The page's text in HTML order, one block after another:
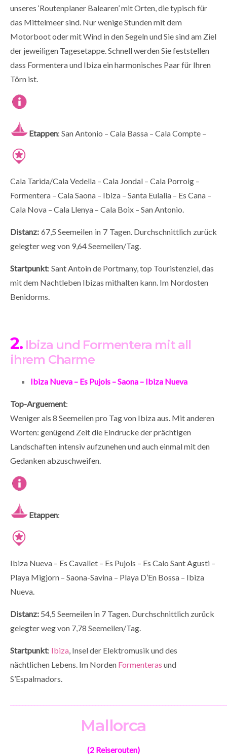
unseres ‘Routenplaner Balearen’ mit Orten, die typisch für
das Mittelmeer sind. Nur wenige Stunden mit dem
Motorboot oder mit Wind in den Segeln und Sie sind am Ziel
der jeweiligen Tagesetappe. Schnell werden Sie feststellen
dass Formentera und Ibiza ein harmonisches Paar für Ihren
Törn ist.
Etappen: San Antonio – Cala Bassa – Cala Compte –
Cala Tarida/Cala Vedella – Cala Jondal – Cala Porroig –
Formentera – Cala Saona – Ibiza – Santa Eulalia – Es Cana –
Cala Nova – Cala Llenya – Cala Boix – San Antonio.
Distanz: 67,5 Seemeilen in 7 Tagen. Durchschnittlich zurück
gelegter weg von 9,64 Seemeilen/Tag.
Startpunkt: Sant Antoin de Portmany, top Touristenziel, das
mit dem Nachtleben Ibizas mithalten kann. Im Nordosten
Benidorms.
2.Ibiza und Formentera mit all
ihrem Charme
Ibiza Nueva – Es Pujols – Saona – Ibiza Nueva
Top-Arguement:
Weniger als 8 Seemeilen pro Tag von Ibiza aus. Mit anderen
Worten: genügend Zeit die Eindrucke der prächtigen
Landschaften intensiv aufzunehen und auch einmal mit den
Gedanken abzuschweifen.
Etappen:
Ibiza Nueva – Es Cavallet – Es Pujols – Es Calo Sant Agusti –
Playa Migjorn – Saona-Savina – Playa D’En Bossa – Ibiza
Nueva.
Distanz: 54,5 Seemeilen in 7 Tagen. Durchschnittlich zurück
gelegter weg von 7,78 Seemeilen/Tag.
Startpunkt: Ibiza , Insel der Elektromusik und des
nächtlichen Lebens. Im Norden Formenteras und
S’Espalmadors.
Mallorca
(2 Reiserouten)